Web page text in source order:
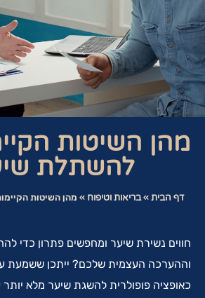
מהן השיטות
להשתלת
דף הבית »בריאות וטיפוח » מהן השיטות
חווים נשירת שיער ומחפשים פתרון כדי
וההערכה העצמית שלכם? ייתכן ששמעת
כאופציה פופולרית להשגת שיער מלא